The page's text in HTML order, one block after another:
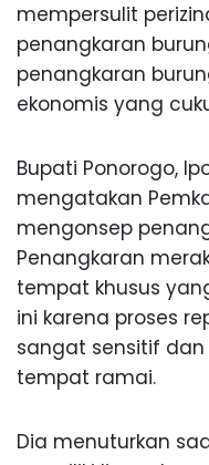
mempersulit
penangkaran
penangkaran
ekonomis yang
Bupati Ponorogo,
mengatakan
mengonsep
Penangkaran
tempat khusus
ini karena proses
sangat sensitif
tempat ramai.
Dia menuturkan